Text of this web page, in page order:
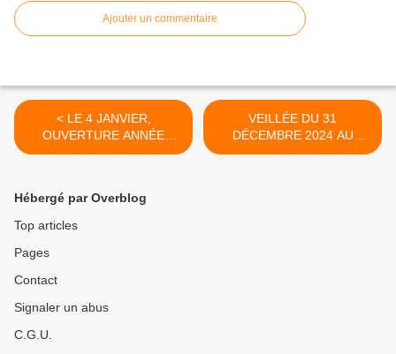
Ajouter un commentaire
< LE 4 JANVIER,
OUVERTURE ANNÉE
JUBILAIRE 2025
CATHÉDRALE D'AGEN
VEILLÉE DU 31
DÉCEMBRE 2024 AU
FOYER ND DE LACÉPÈDE
Hébergé par Overblog
Top articles
Pages
Contact
Signaler un abus
C.G.U.